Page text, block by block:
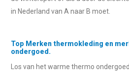
in Nederland van A naar B moet.
Top Merken thermokleding en
ondergoed.
Los van het warme thermo